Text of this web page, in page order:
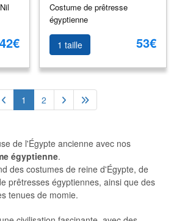
42€
Costume de prêtresse
égyptienne
1 taille 53€
1 2
de l'Égypte ancienne avec nos
égyptienne.
des costumes de reine d'Égypte, de
prêtresses égyptiennes, ainsi que des
tenues de momie.